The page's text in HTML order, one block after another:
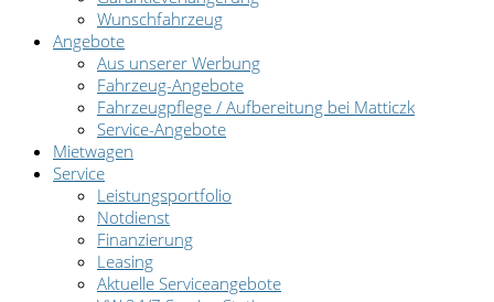
Wunschfahrzeug
Angebote
Aus unserer Werbung
Fahrzeug-Angebote
Fahrzeugpflege / Aufbereitung bei Matticzk
Service-Angebote
Mietwagen
Service
Leistungsportfolio
Notdienst
Finanzierung
Leasing
Aktuelle Serviceangebote